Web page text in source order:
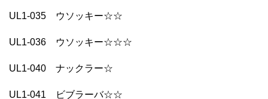
UL1-035 ウソッキー☆☆
UL1-036 ウソッキー☆☆☆
UL1-040 ナックラー☆
UL1-041 ビブラーバ☆☆